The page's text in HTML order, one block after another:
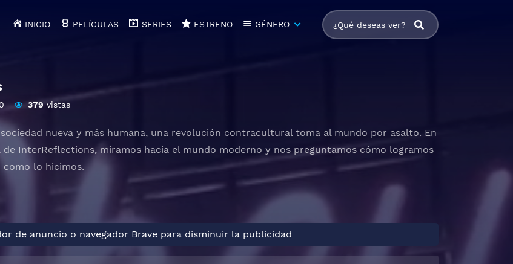
INICIO PELÍCULAS SERIES ESTRENO GÉNERO
379 vistas
nueva y más humana, una revolución contracultural toma al mundo por asalto. En
InterReflections, miramos hacia el mundo moderno y nos preguntamos cómo logramos
lo hicimos.
de anuncio o navegador Brave para disminuir la publicidad